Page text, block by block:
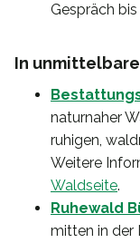
Gespräch
In
naturnaher
ruhigen,
Weitere
Waldseite.
Ruhewald
mitten in der